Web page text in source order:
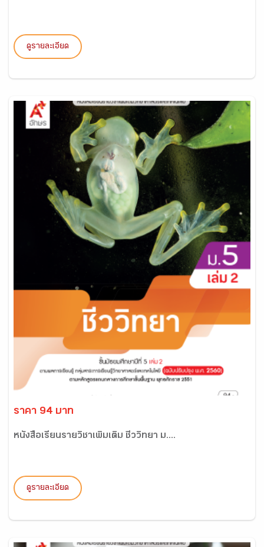
ดูรายละเอียด
ราคา 94 บาท
หนังสือเรียนรายวิชาเพิ่มเติม ชีววิทยา ม....
ดูรายละเอียด